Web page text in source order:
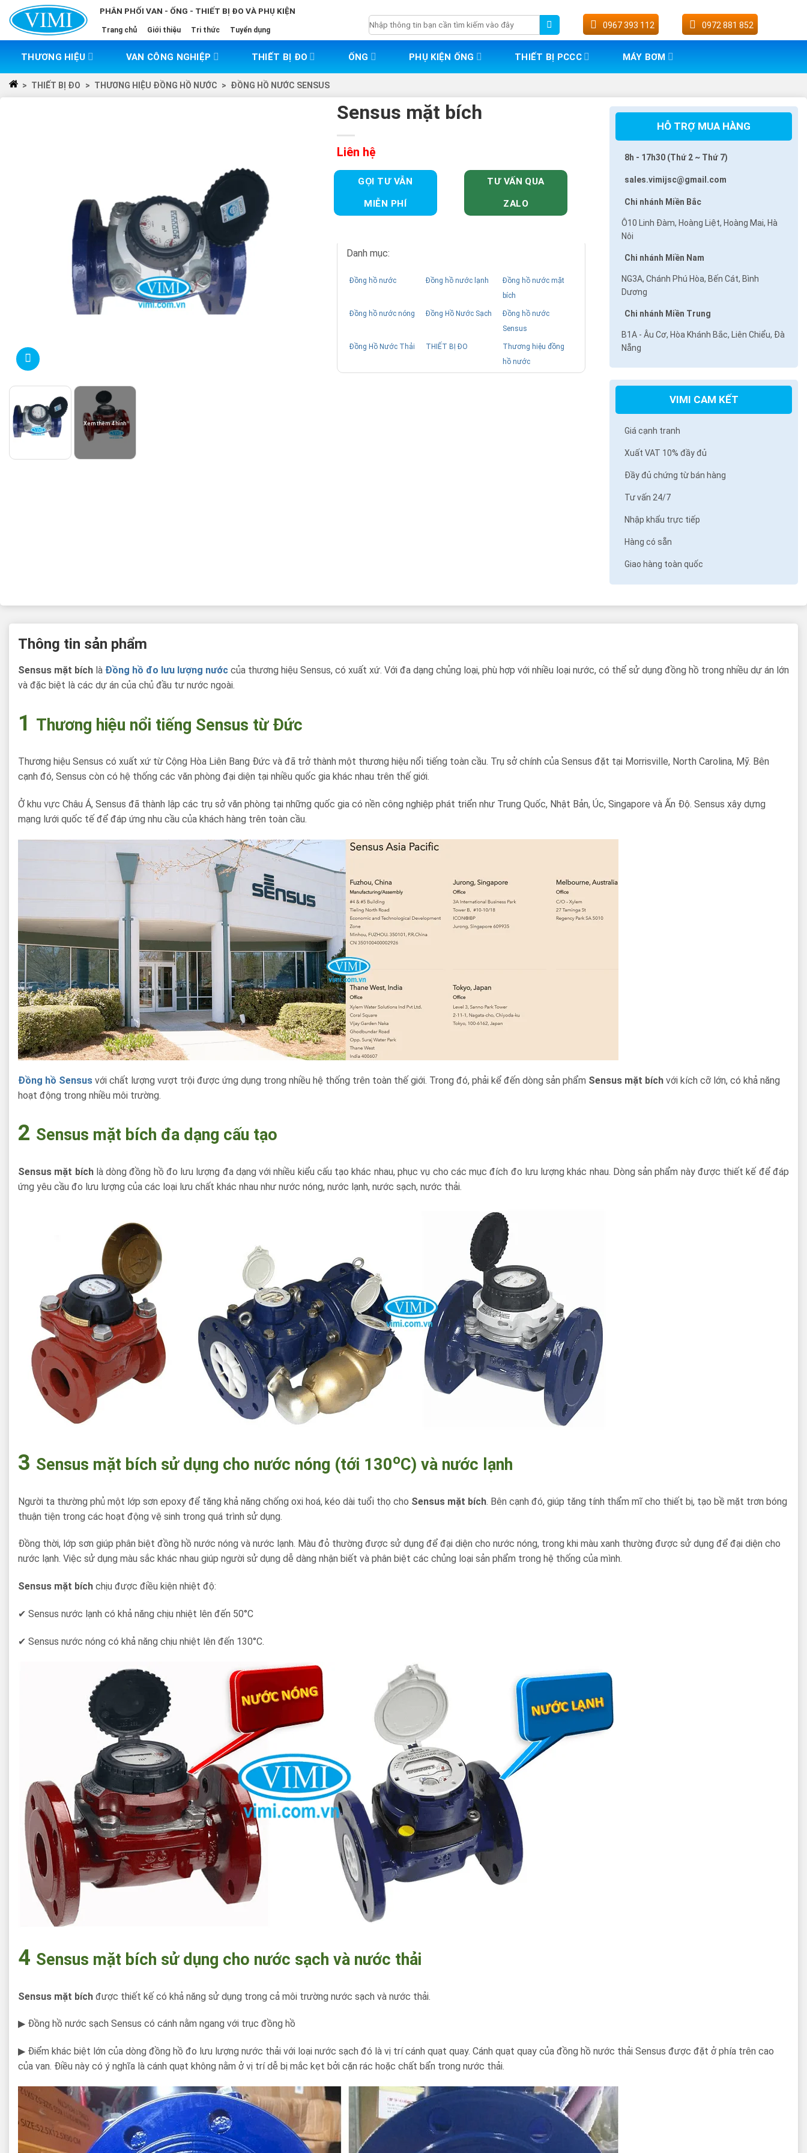
content
PHÂN PHỐI VAN - ỐNG - THIẾT BỊ ĐO VÀ PHỤ KIỆN
Trang chủ Giới thiệu Tri thức Tuyển dụng
Tìm
kiếm:
0967 393 112 0972 881 852
THƯƠNG HIỆU VAN CÔNG NGHIỆP THIẾT BỊ ĐO ỐNG PHỤ KIỆN ỐNG THIẾT BỊ PCCC MÁY BƠM
> THIẾT BỊ ĐO > THƯƠNG HIỆU ĐỒNG HỒ NƯỚC > ĐỒNG HỒ NƯỚC SENSUS
Xem thêm 4 hình
Sensus mặt bích
Liên hệ
Danh mục:
Đồng hồ nước Đồng hồ nước lạnh
Đồng hồ nước mặt
bích
Đồng hồ nước nóng Đồng Hồ Nước Sạch
Đồng hồ nước
Sensus
Đồng Hồ Nước Thải THIẾT BỊ ĐO
Thương hiệu đồng
hồ nước
GỌI TƯ VẪN
MIỄN PHÍ
TƯ VẤN QUA
ZALO
HỖ TRỢ MUA HÀNG
8h - 17h30 (Thứ 2 ~ Thứ 7)
sales.vimijsc@gmail.com
Chi nhánh Miền Bắc
Ô10 Linh Đàm, Hoàng Liệt, Hoàng Mai, Hà
Nôi
Chi nhánh Miền Nam
NG3A, Chánh Phú Hòa, Bến Cát, Bình
Dương
Chi nhánh Miền Trung
B1A - Âu Cơ, Hòa Khánh Bắc, Liên Chiểu, Đà
Nẵng
VIMI CAM KẾT
Giá cạnh tranh
Xuất VAT 10% đầy đủ
Đầy đủ chứng từ bán hàng
Tư vấn 24/7
Nhập khẩu trực tiếp
Hàng có sẵn
Giao hàng toàn quốc
Thông tin sản phẩm
Sensus mặt bích là Đồng hồ đo lưu lượng nước của thương hiệu Sensus, có xuất xứ. Với đa dạng chủng loại, phù hợp với nhiều loại nước, có thể sử dụng đồng hồ trong nhiều dự án lớn
và đặc biệt là các dự án của chủ đầu tư nước ngoài.
1 Thương hiệu nổi tiếng Sensus từ Đức
Thương hiệu Sensus có xuất xứ từ Cộng Hòa Liên Bang Đức và đã trở thành một thương hiệu nổi tiếng toàn cầu. Trụ sở chính của Sensus đặt tại Morrisville, North Carolina, Mỹ. Bên
cạnh đó, Sensus còn có hệ thống các văn phòng đại diện tại nhiều quốc gia khác nhau trên thế giới.
Ở khu vực Châu Á, Sensus đã thành lập các trụ sở văn phòng tại những quốc gia có nền công nghiệp phát triển như Trung Quốc, Nhật Bản, Úc, Singapore và Ấn Độ. Sensus xây dựng
mạng lưới quốc tế để đáp ứng nhu cầu của khách hàng trên toàn cầu.
Đồng hồ Sensus với chất lượng vượt trội được ứng dụng trong nhiều hệ thống trên toàn thế giới. Trong đó, phải kể đến dòng sản phẩm Sensus mặt bích với kích cỡ lớn, có khả năng
hoạt động trong nhiều môi trường.
2 Sensus mặt bích đa dạng cấu tạo
Sensus mặt bíchlà dòng đồng hồ đo lưu lượng đa dạng với nhiều kiểu cấu tạo khác nhau, phục vụ cho các mục đích đo lưu lượng khác nhau. Dòng sản phẩm này được thiết kế để đáp
ứng yêu cầu đo lưu lượng của các loại lưu chất khác nhau như nước nóng, nước lạnh, nước sạch, nước thải.
3 Sensus mặt bích sử dụng cho nước nóng (tới 130oC) và nước lạnh
Người ta thường phủ một lớp sơn epoxy để tăng khả năng chống oxi hoá, kéo dài tuổi thọ cho Sensus mặt bích. Bên cạnh đó, giúp tăng tính thẩm mĩ cho thiết bị, tạo bề mặt trơn bóng
thuận tiện trong các hoạt động vệ sinh trong quá trình sử dụng.
Đồng thời, lớp sơn giúp phân biệt đồng hồ nước nóng và nước lạnh. Màu đỏ thường được sử dụng để đại diện cho nước nóng, trong khi màu xanh thường được sử dụng để đại diện cho
nước lạnh. Việc sử dụng màu sắc khác nhau giúp người sử dụng dễ dàng nhận biết và phân biệt các chủng loại sản phẩm trong hệ thống của mình.
Sensus mặt bích chịu được điều kiện nhiệt độ:
✔ Sensus nước lạnh có khả năng chịu nhiệt lên đến 50°C
✔ Sensus nước nóng có khả năng chịu nhiệt lên đến 130°C.
4 Sensus mặt bích sử dụng cho nước sạch và nước thải
Sensus mặt bích được thiết kế có khả năng sử dụng trong cả môi trường nước sạch và nước thải.
▶ Đồng hồ nước sạch Sensus có cánh nằm ngang với trục đồng hồ
▶ Điểm khác biệt lớn của dòng đồng hồ đo lưu lượng nước thải với loại nước sạch đó là vị trí cánh quạt quay. Cánh quạt quay của đồng hồ nước thải Sensus được đặt ở phía trên cao
của van. Điều này có ý nghĩa là cánh quạt không nằm ở vị trí dễ bị mắc kẹt bởi cặn rác hoặc chất bẩn trong nước thải.